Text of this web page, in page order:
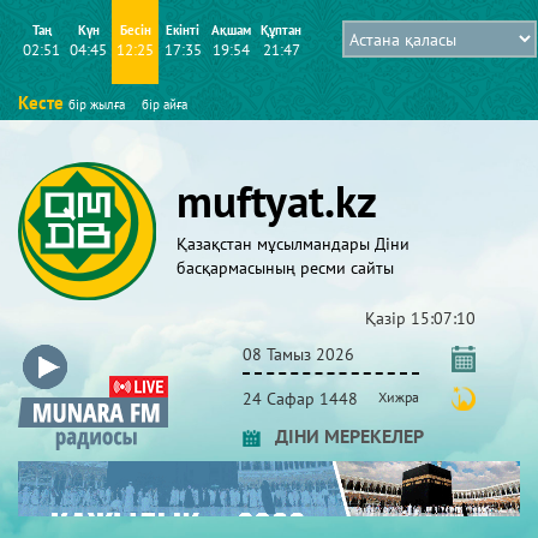
Таң
02:51
Күн
04:45
Бесін
12:25
Екінті
17:35
Ақшам
19:54
Құптан
21:47
Кесте бір жылға бір айға
muftyat.kz
Қазақстан мұсылмандары Діни
басқармасының ресми сайты
Қазір 15:07:10
08 Тамыз 2026
24 Сафар 1448 Хижра
ДІНИ МЕРЕКЕЛЕР